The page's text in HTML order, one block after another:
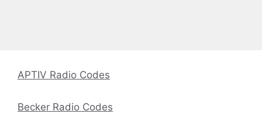
APTIV Radio Codes
Becker Radio Codes